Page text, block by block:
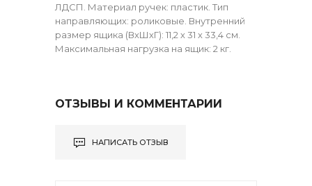
ЛДСП. Материал ручек: пластик. Тип
направляющих: роликовые. Внутренний
размер ящика (ВхШхГ): 11,2 х 31 х 33,4 см.
Максимальная нагрузка на ящик: 2 кг.
ОТЗЫВЫ И КОММЕНТАРИИ
НАПИСАТЬ ОТЗЫВ